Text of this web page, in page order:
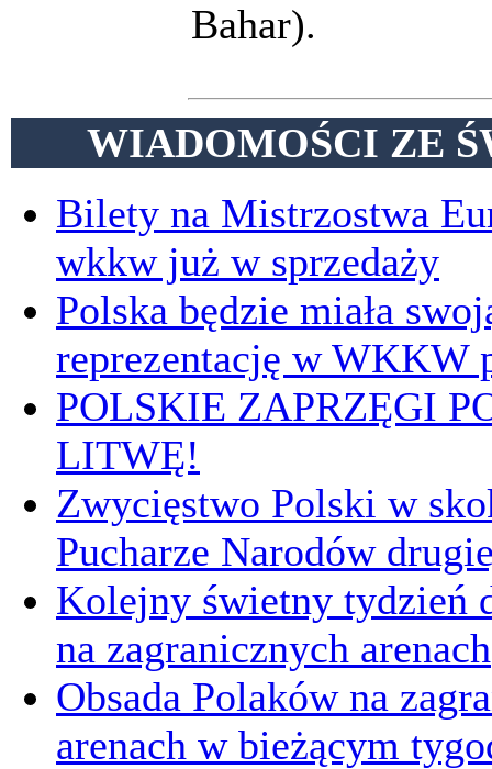
Bahar).
WIADOMOŚCI ZE
Bilety na Mistrzostwa
wkkw już w sprzedaży
Polska będzie miała
reprezentację w WKKW
POLSKIE ZAPRZĘGI
LITWĘ!
Zwycięstwo Polski w
Pucharze Narodów
Kolejny świetny tydzień
na zagranicznych arenach
Obsada Polaków na
arenach w bieżącym